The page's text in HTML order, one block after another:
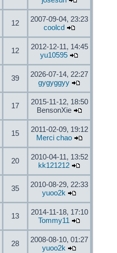
12
2007-09-04, 23:23
coolcd
12
2012-12-11, 14:45
yu10595
39
2026-07-14, 22:27
gygyggyy
17
2015-11-12, 18:50
BensonXie
15
2011-02-09, 19:12
Merci chao
20
2010-04-11, 13:52
kk121212
35
2010-08-29, 22:33
yuoo2k
13
2014-11-18, 17:10
Tommy11
28
2008-08-10, 01:27
yuoo2k